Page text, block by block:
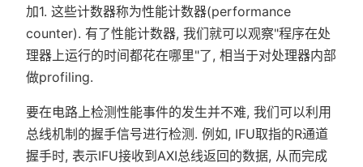
加1. 这些计数器称为性能计数器(performance
counter). 有了性能计数器, 我们就可以观察"程序在处
理器上运行的时间都花在哪里"了, 相当于对处理器内部
做profiling.
要在电路上检测性能事件的发生并不难, 我们可以利用
总线机制的握手信号进行检测. 例如, IFU取指的R通道
握手时, 表示IFU接收到AXI总线返回的数据, 从而完成